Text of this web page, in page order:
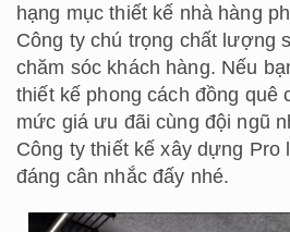
hạng mục thiết kế nhà hàng
Công ty chú trọng chất lượng
chăm sóc khách hàng. Nếu
thiết kế phong cách đồng quê
mức giá ưu đãi cùng đội ngũ
Công ty thiết kế xây dựng Pro
đáng cân nhắc đấy nhé.